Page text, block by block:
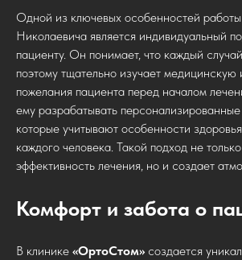
Одной из ключевых особенностей
Николаевича является индивидуальный
пациенту. Он понимает, что каждый
поэтому тщательно изучает медицинскую
пожелания пациента перед началом
ему разрабатывать персонализированные
которые учитывают особенности
каждого человека. Такой подход не
эффективность лечения, но и создает
Комфорт и забота о
В клинике «ОртоСтом» создается